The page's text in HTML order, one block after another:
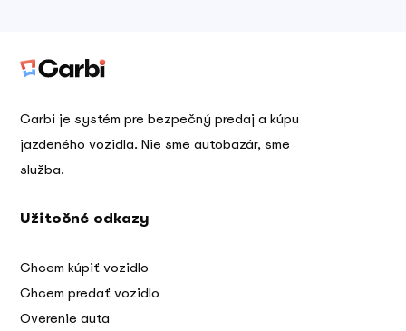
Carbi je systém pre bezpečný predaj a kúpu
jazdeného vozidla. Nie sme autobazár, sme
služba.
Užitočné odkazy
Chcem kúpiť vozidlo
Chcem predať vozidlo
Overenie auta